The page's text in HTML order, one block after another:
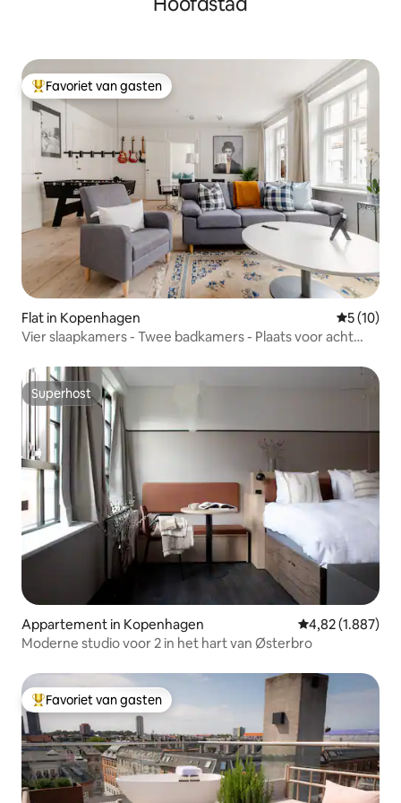
Topfavoriet van gasten
Favoriet van gasten
Flat in Kopenhagen
5 (10)
Vier slaapkamers - Twee badkamers - Plaats voor acht
Superhost
Superhost
Appartement in Kopenhagen Gemiddelde
4,82 (1.887)
Moderne studio voor 2 in het hart van Østerbro
Topfavoriet van gasten
Favoriet van gasten